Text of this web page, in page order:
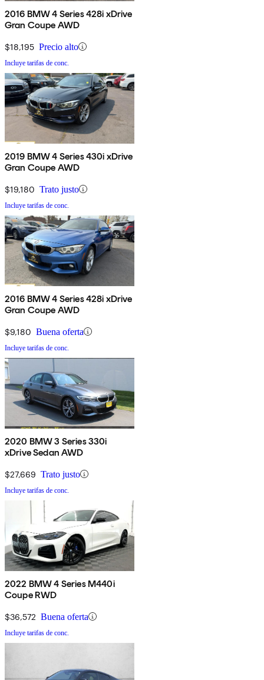
2016 BMW 4 Series 428i xDrive
Gran Coupe AWD
$18,195 Precio alto
Incluye tarifas de conc.
2019 BMW 4 Series 430i xDrive
Gran Coupe AWD
$19,180 Trato justo
Incluye tarifas de conc.
2016 BMW 4 Series 428i xDrive
Gran Coupe AWD
$9,180 Buena oferta
Incluye tarifas de conc.
2020 BMW 3 Series 330i
xDrive Sedan AWD
$27,669 Trato justo
Incluye tarifas de conc.
2022 BMW 4 Series M440i
Coupe RWD
$36,572 Buena oferta
Incluye tarifas de conc.